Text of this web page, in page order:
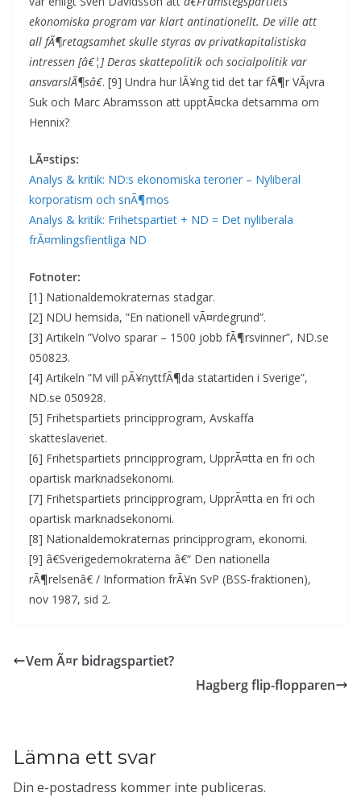
ekonomiska program var klart antinationellt. De ville att
all fÃ¶retagsamhet skulle styras av privatkapitalistiska
intressen [â€¦] Deras skattepolitik och socialpolitik var
ansvarslÃ¶sâ€. [9] Undra hur lÃ¥ng tid det tar fÃ¶r VÃ¡vra
Suk och Marc Abramsson att upptÃ¤cka detsamma om
Hennix?
LÃ¤stips:
Analys & kritik: ND:s ekonomiska terorier – Nyliberal
korporatism och snÃ¶mos
Analys & kritik: Frihetspartiet + ND = Det nyliberala
frÃ¤mlingsfientliga ND
Fotnoter:
[1] Nationaldemokraternas stadgar.
[2] NDU hemsida, ”En nationell vÃ¤rdegrund”.
[3] Artikeln ”Volvo sparar – 1500 jobb fÃ¶rsvinner”, ND.se
050823.
[4] Artikeln ”M vill pÃ¥nyttfÃ¶da statartiden i Sverige”,
ND.se 050928.
[5] Frihetspartiets principprogram, Avskaffa
skatteslaveriet.
[6] Frihetspartiets principprogram, UpprÃ¤tta en fri och
opartisk marknadsekonomi.
[7] Frihetspartiets principprogram, UpprÃ¤tta en fri och
opartisk marknadsekonomi.
[8] Nationaldemokraternas principprogram, ekonomi.
[9] â€Sverigedemokraterna â€“ Den nationella
rÃ¶relsenâ€ / Information frÃ¥n SvP (BSS-fraktionen),
nov 1987, sid 2.
Vem Ã¤r bidragspartiet?
Hagberg flip-flopparen
Lämna ett svar
Din e-postadress kommer inte publiceras.